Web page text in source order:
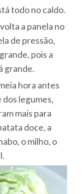
todo no caldo.
a panela no
de pressão,
pois a
grande.
hora antes
legumes,
mais para
doce, a
o milho, o